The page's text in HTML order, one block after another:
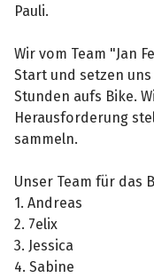
Pauli.
Wir vom Team "Jan
Start und setzen
Stunden aufs Bike.
Herausforderung
sammeln.
Unser Team für das
1. Andreas
2. 7elix
3. Jessica
4. Sabine